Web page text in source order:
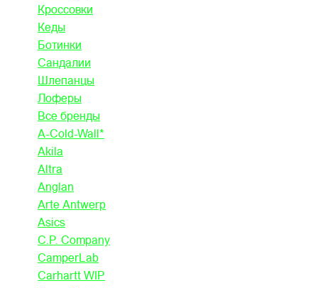
Кроссовки
Кеды
Ботинки
Сандалии
Шлепанцы
Лоферы
Все бренды
A-Cold-Wall*
Akila
Altra
Anglan
Arte Antwerp
Asics
C.P. Company
CamperLab
Carhartt WIP